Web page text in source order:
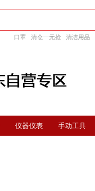
口罩 清仓一元抢 清洁用品
仪器仪表 手动工具